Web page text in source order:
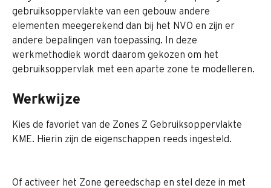
gebruiksoppervlakte van een gebouw andere
elementen meegerekend dan bij het NVO en zijn er
andere bepalingen van toepassing. In deze
werkmethodiek wordt daarom gekozen om het
gebruiksoppervlak met een aparte zone te modelleren.
Werkwijze
Kies de favoriet van de Zones Z Gebruiksoppervlakte
KME. Hierin zijn de eigenschappen reeds ingesteld.
Of activeer het Zone gereedschap en stel deze in met